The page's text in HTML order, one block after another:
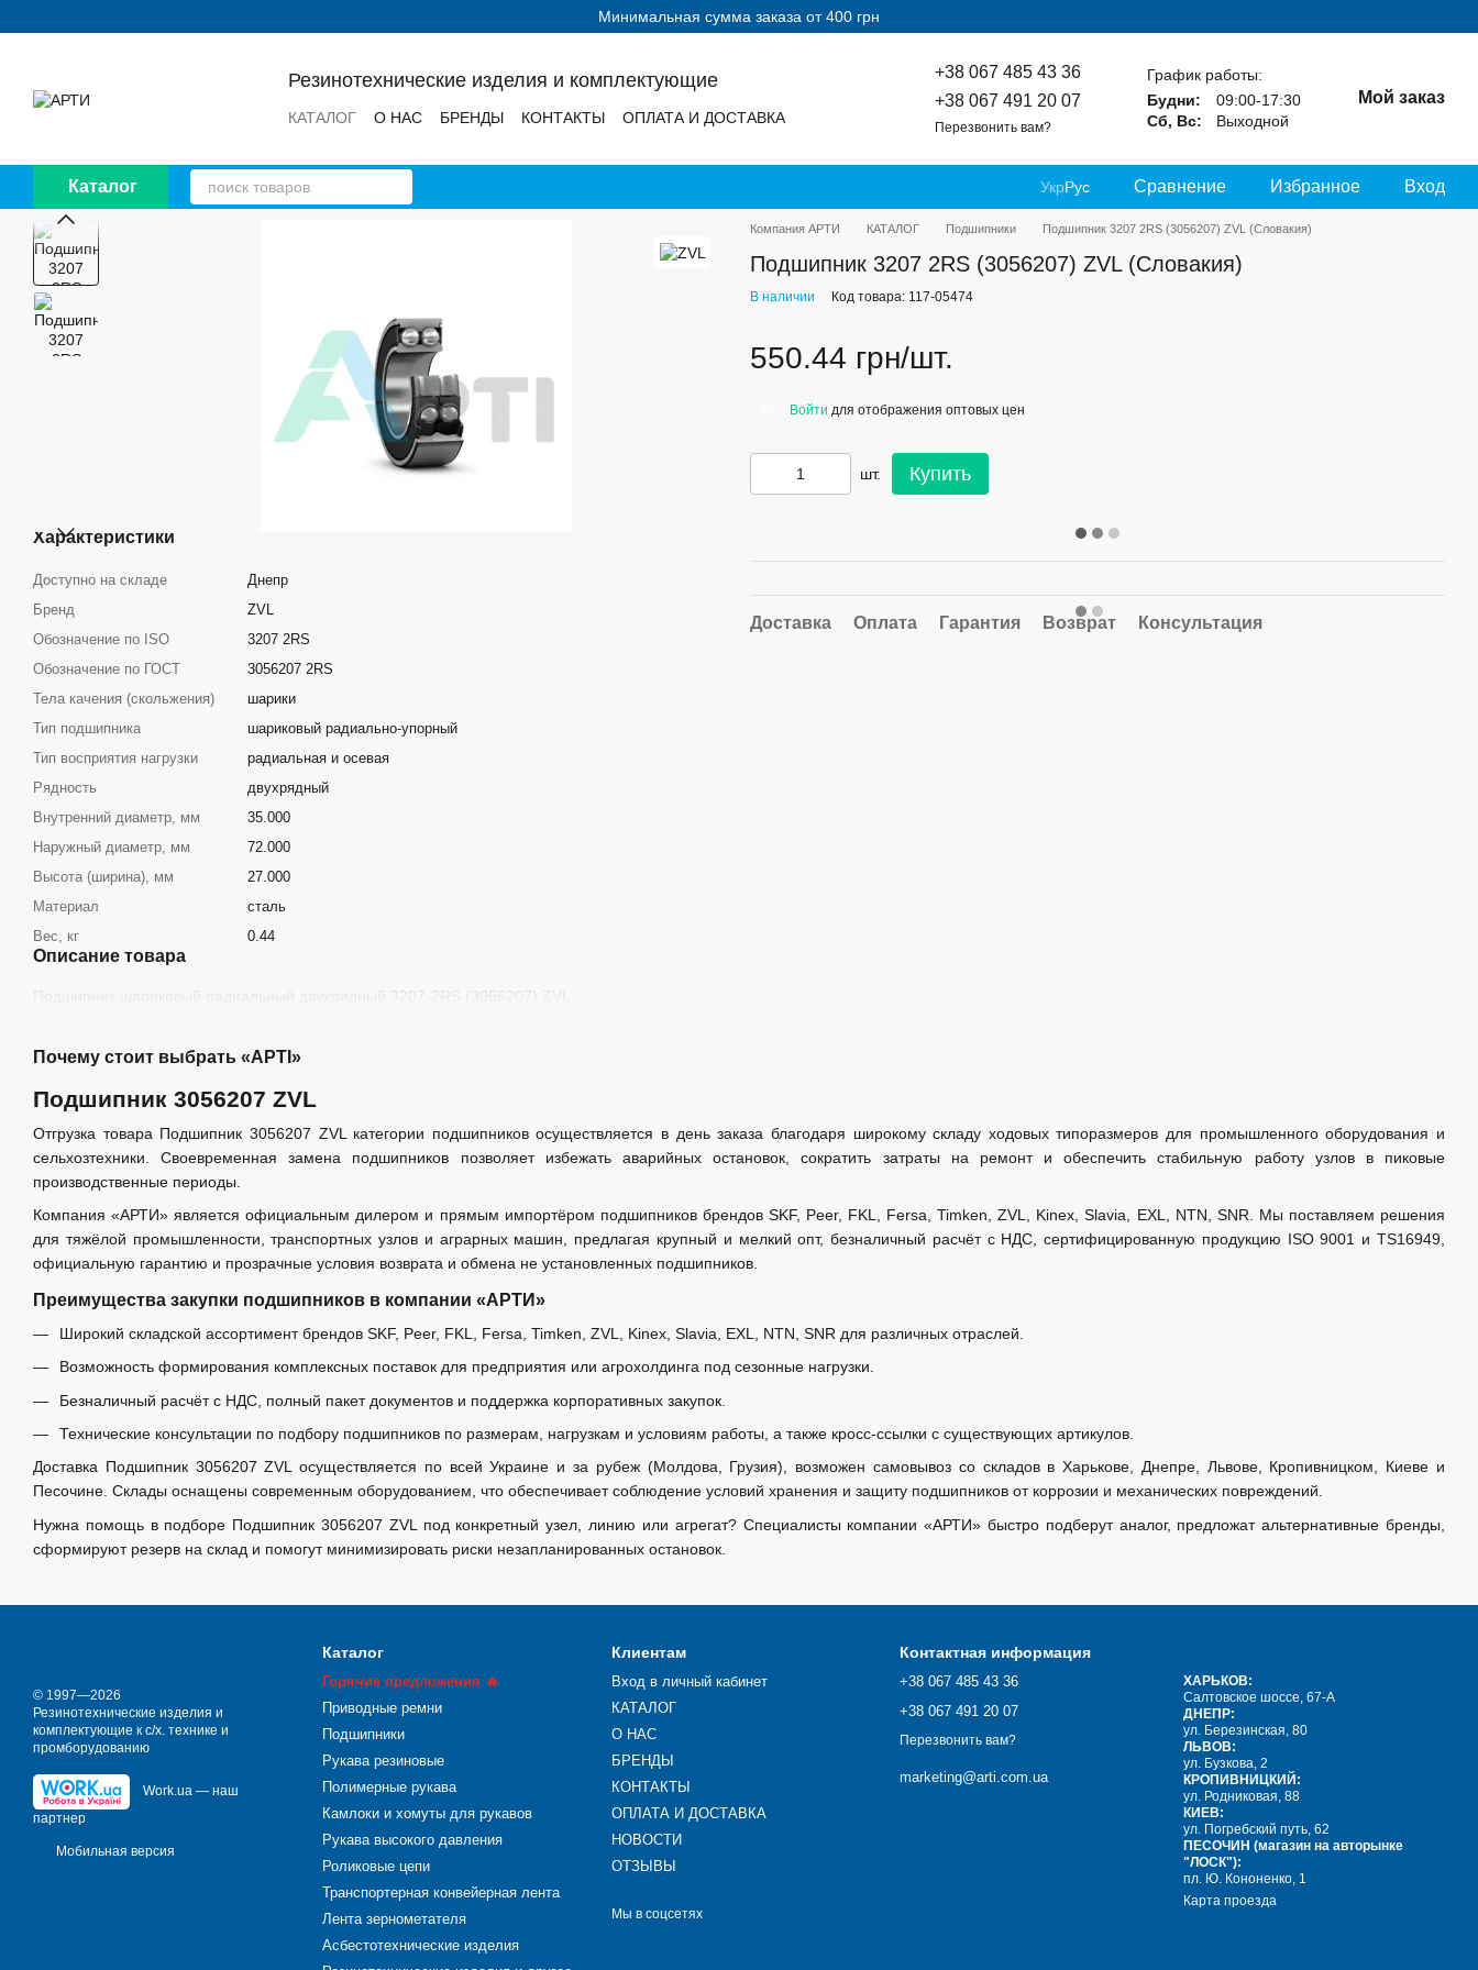
Минимальная сумма заказа от 400 грн
Резинотехнические изделия и комплектующие
КАТАЛОГ О НАС БРЕНДЫ КОНТАКТЫ
ОПЛАТА И ДОСТАВКА
+38 067 485 43 36
+38 067 491 20 07
Перезвонить вам?
График работы:
Будни:
09:00-17:30
Сб, Вс:
Выходной
Мой заказ
Каталог УкрРус Сравнение Избранное Вход
Характеристики
Доступно на складе
Днепр
Бренд
ZVL
Обозначение по ISO
3207 2RS
Обозначение по ГОСТ
3056207 2RS
Тела качения (скольжения)
шарики
Тип подшипника
шариковый радиально-упорный
Тип восприятия нагрузки
радиальная и осевая
Рядность
двухрядный
Внутренний диаметр, мм
35.000
Наружный диаметр, мм
72.000
Высота (ширина), мм
27.000
Материал
сталь
Вес, кг
0.44
Описание товара
Подшипник шариковый радиальный двухрядный 3207-2RS (3056207) ZVL
Компания АРТИ КАТАЛОГ Подшипники Подшипник 3207 2RS (3056207) ZVL (Словакия)
Подшипник 3207 2RS (3056207) ZVL (Словакия)
В наличии Код товара: 117-05474
550.44 грн/шт.
Войти для отображения оптовых цен
шт. Купить
Доставка Оплата Гарантия Возврат Консультация
Почему стоит выбрать «АРТІ»
Подшипник 3056207 ZVL
Отгрузка товара Подшипник 3056207 ZVL категории подшипников осуществляется в день заказа благодаря широкому складу ходовых типоразмеров для промышленного оборудования и
сельхозтехники. Своевременная замена подшипников позволяет избежать аварийных остановок, сократить затраты на ремонт и обеспечить стабильную работу узлов в пиковые
производственные периоды.
Компания «АРТИ» является официальным дилером и прямым импортёром подшипников брендов SKF, Peer, FKL, Fersa, Timken, ZVL, Kinex, Slavia, EXL, NTN, SNR. Мы поставляем решения
для тяжёлой промышленности, транспортных узлов и аграрных машин, предлагая крупный и мелкий опт, безналичный расчёт с НДС, сертифицированную продукцию ISO 9001 и TS16949,
официальную гарантию и прозрачные условия возврата и обмена не установленных подшипников.
Преимущества закупки подшипников в компании «АРТИ»
Широкий складской ассортимент брендов SKF, Peer, FKL, Fersa, Timken, ZVL, Kinex, Slavia, EXL, NTN, SNR для различных отраслей.
Возможность формирования комплексных поставок для предприятия или агрохолдинга под сезонные нагрузки.
Безналичный расчёт с НДС, полный пакет документов и поддержка корпоративных закупок.
Технические консультации по подбору подшипников по размерам, нагрузкам и условиям работы, а также кросс-ссылки с существующих артикулов.
Доставка Подшипник 3056207 ZVL осуществляется по всей Украине и за рубеж (Молдова, Грузия), возможен самовывоз со складов в Харькове, Днепре, Львове, Кропивницком, Киеве и
Песочине. Склады оснащены современным оборудованием, что обеспечивает соблюдение условий хранения и защиту подшипников от коррозии и механических повреждений.
Нужна помощь в подборе Подшипник 3056207 ZVL под конкретный узел, линию или агрегат? Специалисты компании «АРТИ» быстро подберут аналог, предложат альтернативные бренды,
сформируют резерв на склад и помогут минимизировать риски незапланированных остановок.
© 1997—2026
Резинотехнические изделия и
комплектующие к с/х. технике и
промборудованию
Work.ua — наш
партнер
Мобильная версия
Каталог
Горячие предложения 🔥
Приводные ремни
Подшипники
Рукава резиновые
Полимерные рукава
Камлоки и хомуты для рукавов
Рукава высокого давления
Роликовые цепи
Транспортерная конвейерная лента
Лента зернометателя
Асбестотехнические изделия
Клиентам
Вход в личный кабинет
КАТАЛОГ
О НАС
БРЕНДЫ
КОНТАКТЫ
ОПЛАТА И ДОСТАВКА
НОВОСТИ
ОТЗЫВЫ
Мы в соцсетях
Контактная информация
+38 067 485 43 36
+38 067 491 20 07
Перезвонить вам?
marketing@arti.com.ua
ХАРЬКОВ:
Салтовское шоссе, 67-А
ДНЕПР:
ул. Березинская, 80
ЛЬВОВ:
ул. Бузкова, 2
КРОПИВНИЦКИЙ:
ул. Родниковая, 88
КИЕВ:
ул. Погребский путь, 62
ПЕСОЧИН (магазин на авторынке
"ЛОСК"):
пл. Ю. Кононенко, 1
Карта проезда